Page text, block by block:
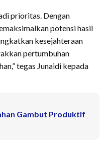
prioritas. Dengan
potensi hasil
kesejahteraan
pertumbuhan
tegas Junaidi kepada
Gambut Produktif